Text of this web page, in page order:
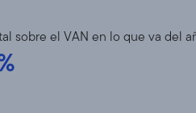
sobre el VAN en lo que va del